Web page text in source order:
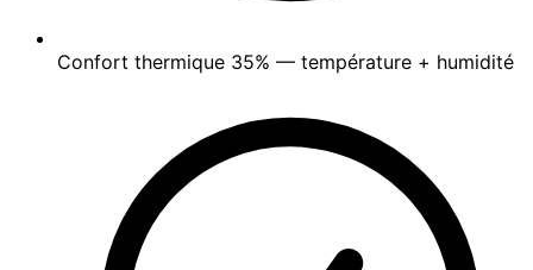
Confort thermique 35% — température + humidité